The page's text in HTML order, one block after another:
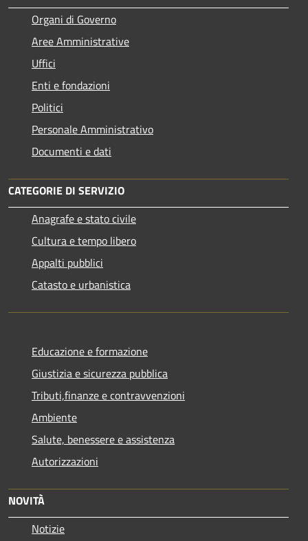
Organi di Governo
Aree Amministrative
Uffici
Enti e fondazioni
Politici
Personale Amministrativo
Documenti e dati
CATEGORIE DI SERVIZIO
Anagrafe e stato civile
Cultura e tempo libero
Appalti pubblici
Catasto e urbanistica
Educazione e formazione
Giustizia e sicurezza pubblica
Tributi,finanze e contravvenzioni
Ambiente
Salute, benessere e assistenza
Autorizzazioni
NOVITÀ
Notizie